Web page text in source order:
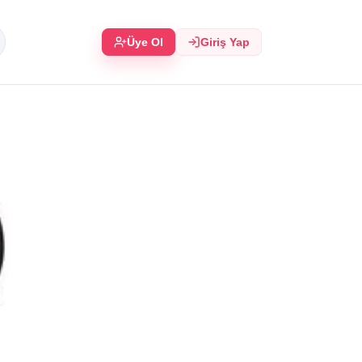
Üye Ol Giriş Yap